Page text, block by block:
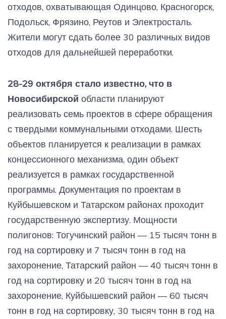
отходов, охватывающая Одинцово, Красногорск,
Подольск, Фрязино, Реутов и Электросталь.
Жители могут сдать более 30 различных видов
отходов для дальнейшей переработки.
28-29 октября стало известно, что в
Новосибирской области планируют
реализовать семь проектов в сфере обращения
с твердыми коммунальными отходами. Шесть
объектов планируется к реализации в рамках
концессионного механизма, один объект
реализуется в рамках государственной
программы. Документация по проектам в
Куйбышевском и Татарском районах проходит
государственную экспертизу. Мощности
полигонов: Тогучинский район — 15 тысяч тонн в
год на сортировку и 7 тысяч тонн в год на
захоронение, Татарский район — 40 тысяч тонн в
год на сортировку и 20 тысяч тонн в год на
захоронение, Куйбышевский район — 60 тысяч
тонн в год на сортировку, 30 тысяч тонн в год на